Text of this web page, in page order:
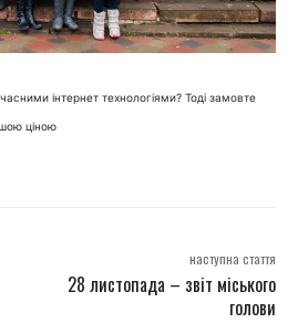
інтернет технологіями? Тоді замовте
ціною
наступна стаття
28 листопада – звіт міського
голови